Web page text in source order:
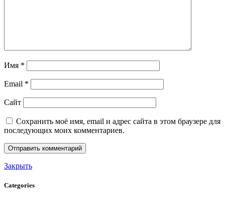
Имя *
Email *
Сайт
Сохранить моё имя, email и адрес сайта в этом браузере для
последующих моих комментариев.
Закрыть
Categories